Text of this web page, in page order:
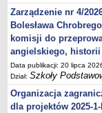
Zarządzenie nr 4/
Bolesława
komisji do
angielskiego,
Data publikacji: 20 lipca
Dział:Szkoły
Organizacja
dla projektów 2025-1-